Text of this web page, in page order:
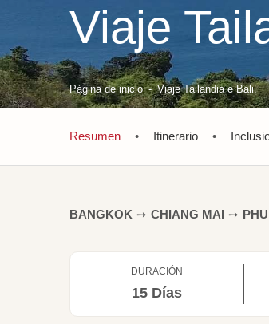
Viaje
Página de inicio Viaje Tailandia e Bali.
Resumen • Itinerario •
BANGKOK ➙ CHIANG MAI ➙
DURACIÓN
15 Días